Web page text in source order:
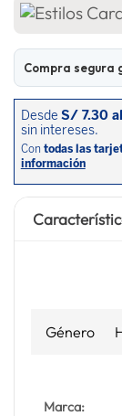
Compra segura
Género
Marca: